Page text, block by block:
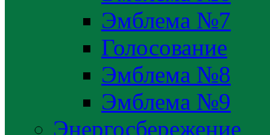
Эмблема №7
Голосование
Эмблема №8
Эмблема №9
Энергосбережение